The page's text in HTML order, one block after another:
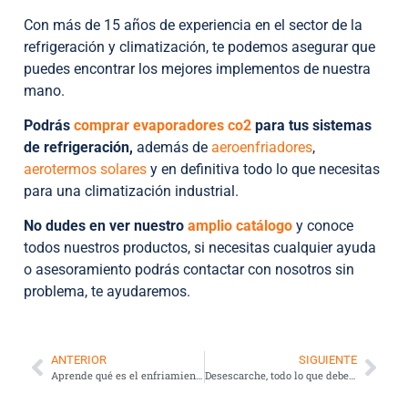
Con más de 15 años de experiencia en el sector de la
refrigeración y climatización, te podemos asegurar que
puedes encontrar los mejores implementos de nuestra
mano.
Podrás comprar evaporadores co2 para tus sistemas
de refrigeración, además de aeroenfriadores,
aerotermos solares y en definitiva todo lo que necesitas
para una climatización industrial.
No dudes en ver nuestro amplio catálogo y conoce
todos nuestros productos, si necesitas cualquier ayuda
o asesoramiento podrás contactar con nosotros sin
problema, te ayudaremos.
ANTERIOR
Aprende qué es el enfriamiento evaporativo
SIGUIENTE
Desescarche, todo lo que debes saber